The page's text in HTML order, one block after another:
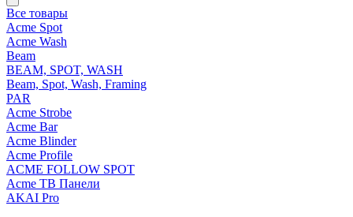
Все товары
Acme Spot
Acme Wash
Beam
BEAM, SPOT, WASH
Beam, Spot, Wash, Framing
PAR
Acme Strobe
Acme Bar
Acme Blinder
Acme Profile
ACME FOLLOW SPOT
Acme ТВ Панели
AKAI Pro